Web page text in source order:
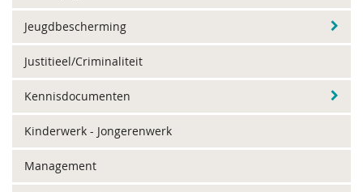
Jeugdbescherming
Justitieel/Criminaliteit
Kennisdocumenten
Kinderwerk - Jongerenwerk
Management